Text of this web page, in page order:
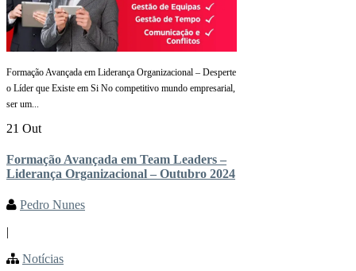
Formação Avançada em Liderança Organizacional – Desperte
o Líder que Existe em Si No competitivo mundo empresarial,
ser um...
21 Out
Formação Avançada em Team Leaders –
Liderança Organizacional – Outubro 2024
Pedro Nunes
|
Notícias